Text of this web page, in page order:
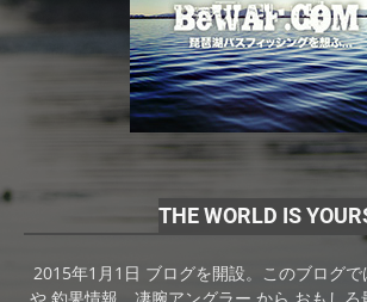
THE WORLD IS
2015年1月1日 ブログを開設。このブログ